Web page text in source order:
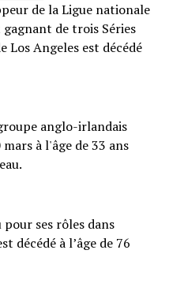
de la Ligue nationale
gagnant de trois Séries
Los Angeles est décédé
anglo-irlandais
à l'âge de 33 ans
ses rôles dans
décédé à l’âge de 76